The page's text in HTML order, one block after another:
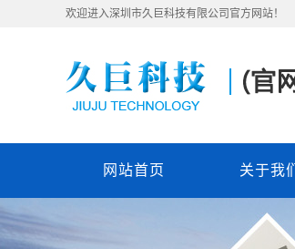
欢迎进入深圳市久巨科技有限公司官方网站！
网站首页 关于我们